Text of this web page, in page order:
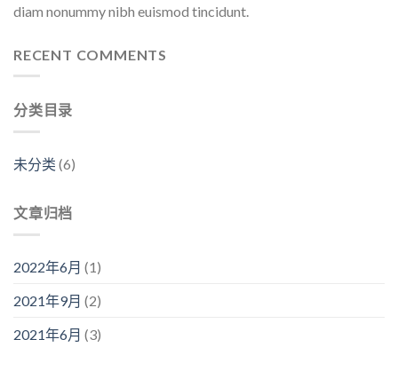
diam nonummy nibh euismod tincidunt.
RECENT COMMENTS
分类目录
未分类 (6)
文章归档
2022年6月 (1)
2021年9月 (2)
2021年6月 (3)